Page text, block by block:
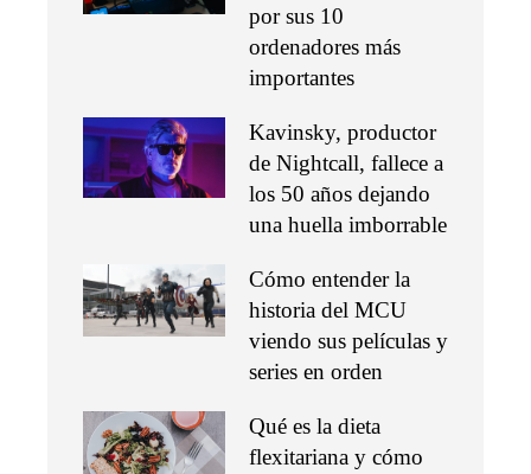
por sus 10
ordenadores más
importantes
Kavinsky, productor
de Nightcall, fallece a
los 50 años dejando
una huella imborrable
Cómo entender la
historia del MCU
viendo sus películas y
series en orden
Qué es la dieta
flexitariana y cómo